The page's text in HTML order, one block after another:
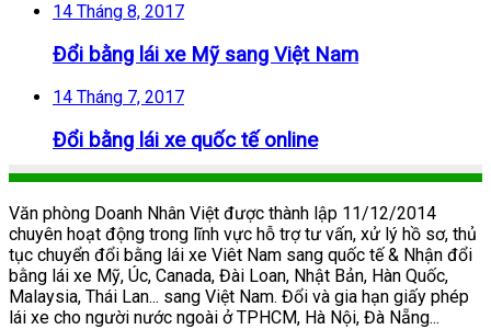
14 Tháng 8, 2017
Đổi bằng lái xe Mỹ sang Việt Nam
14 Tháng 7, 2017
Đổi bằng lái xe quốc tế online
Văn phòng Doanh Nhân Việt được thành lập 11/12/2014
chuyên hoạt động trong lĩnh vực hỗ trợ tư vấn, xử lý hồ sơ, thủ
tục chuyển đổi bằng lái xe Viêt Nam sang quốc tế & Nhận đổi
bằng lái xe Mỹ, Úc, Canada, Đài Loan, Nhật Bản, Hàn Quốc,
Malaysia, Thái Lan... sang Việt Nam. Đổi và gia hạn giấy phép
lái xe cho người nước ngoài ở TPHCM, Hà Nội, Đà Nẵng...